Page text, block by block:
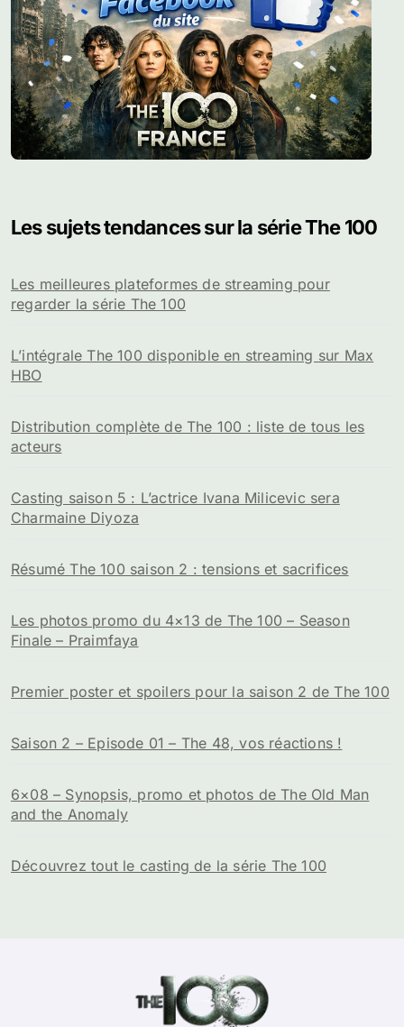
Les sujets tendances sur la série The 100
Les meilleures plateformes de streaming pour
regarder la série The 100
L’intégrale The 100 disponible en streaming sur Max
HBO
Distribution complète de The 100 : liste de tous les
acteurs
Casting saison 5 : L’actrice Ivana Milicevic sera
Charmaine Diyoza
Résumé The 100 saison 2 : tensions et sacrifices
Les photos promo du 4×13 de The 100 – Season
Finale – Praimfaya
Premier poster et spoilers pour la saison 2 de The 100
Saison 2 – Episode 01 – The 48, vos réactions !
6×08 – Synopsis, promo et photos de The Old Man
and the Anomaly
Découvrez tout le casting de la série The 100